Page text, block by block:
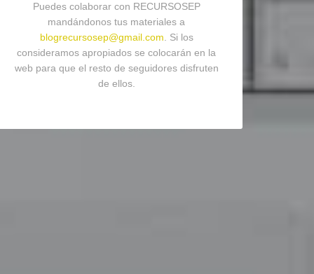
Puedes colaborar con RECURSOSEP
mandándonos tus materiales a
blogrecursosep@gmail.com . Si los
consideramos apropiados se colocarán en la
web para que el resto de seguidores disfruten
de ellos.